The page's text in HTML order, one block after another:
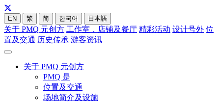
EN 繁 简 한국어 日本語
关于 PMQ 元创方 工作室，店铺及餐厅 精彩活动 设计号外 位
置及交通 历史传承 游客资讯
关于 PMQ 元创方
PMQ 是
位置及交通
场地简介及设施